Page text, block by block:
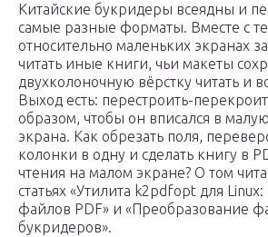
Китайские букридеры всеядны и
самые разные форматы. Вместе с
относительно маленьких экранах
читать иные книги, чьи макеты
двухколоночную вёрстку читать и
Выход есть: перестроить-
образом, чтобы он вписался в
экрана. Как обрезать поля,
колонки в одну и сделать книгу в
чтения на малом экране? О том
статьях «Утилита k2pdfopt для
файлов PDF» и «Преобразование
букридеров».